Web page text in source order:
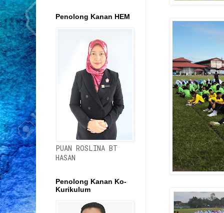
Penolong Kanan HEM
PUAN ROSLINA BT
HASAN
Penolong Kanan Ko-
Kurikulum